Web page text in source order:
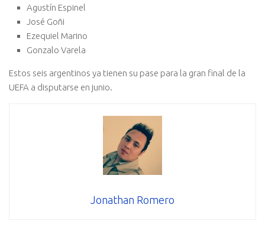
Agustín Espinel
José Goñi
Ezequiel Marino
Gonzalo Varela
Estos seis argentinos ya tienen su pase para la gran final de la
UEFA a disputarse en junio.
Jonathan Romero